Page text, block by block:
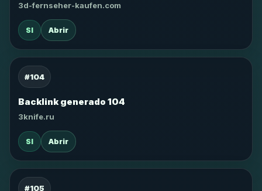
3d-fernseher-kaufen.com
SI Abrir
#104
Backlink generado 104
3knife.ru
SI Abrir
#105